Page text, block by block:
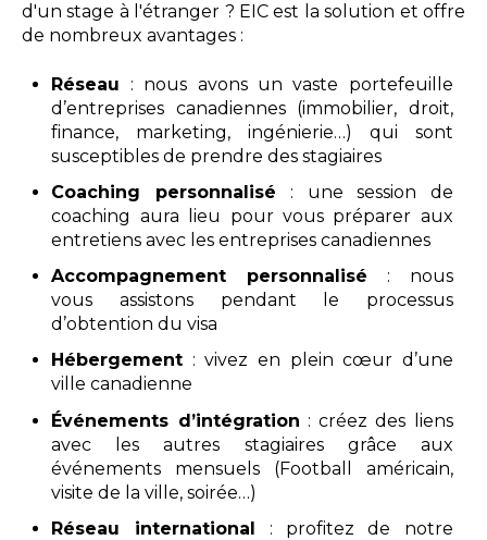
d'un stage à l'étranger ? EIC est la solution et offre
de nombreux avantages :
Réseau : nous avons un vaste portefeuille
d’entreprises canadiennes (immobilier, droit,
finance, marketing, ingénierie…) qui sont
susceptibles de prendre des stagiaires
Coaching personnalisé : une session de
coaching aura lieu pour vous préparer aux
entretiens avec les entreprises canadiennes
Accompagnement personnalisé : nous
vous assistons pendant le processus
d’obtention du visa
Hébergement : vivez en plein cœur d’une
ville canadienne
Événements d’intégration : créez des liens
avec les autres stagiaires grâce aux
événements mensuels (Football américain,
visite de la ville, soirée…)
Réseau international : profitez de notre